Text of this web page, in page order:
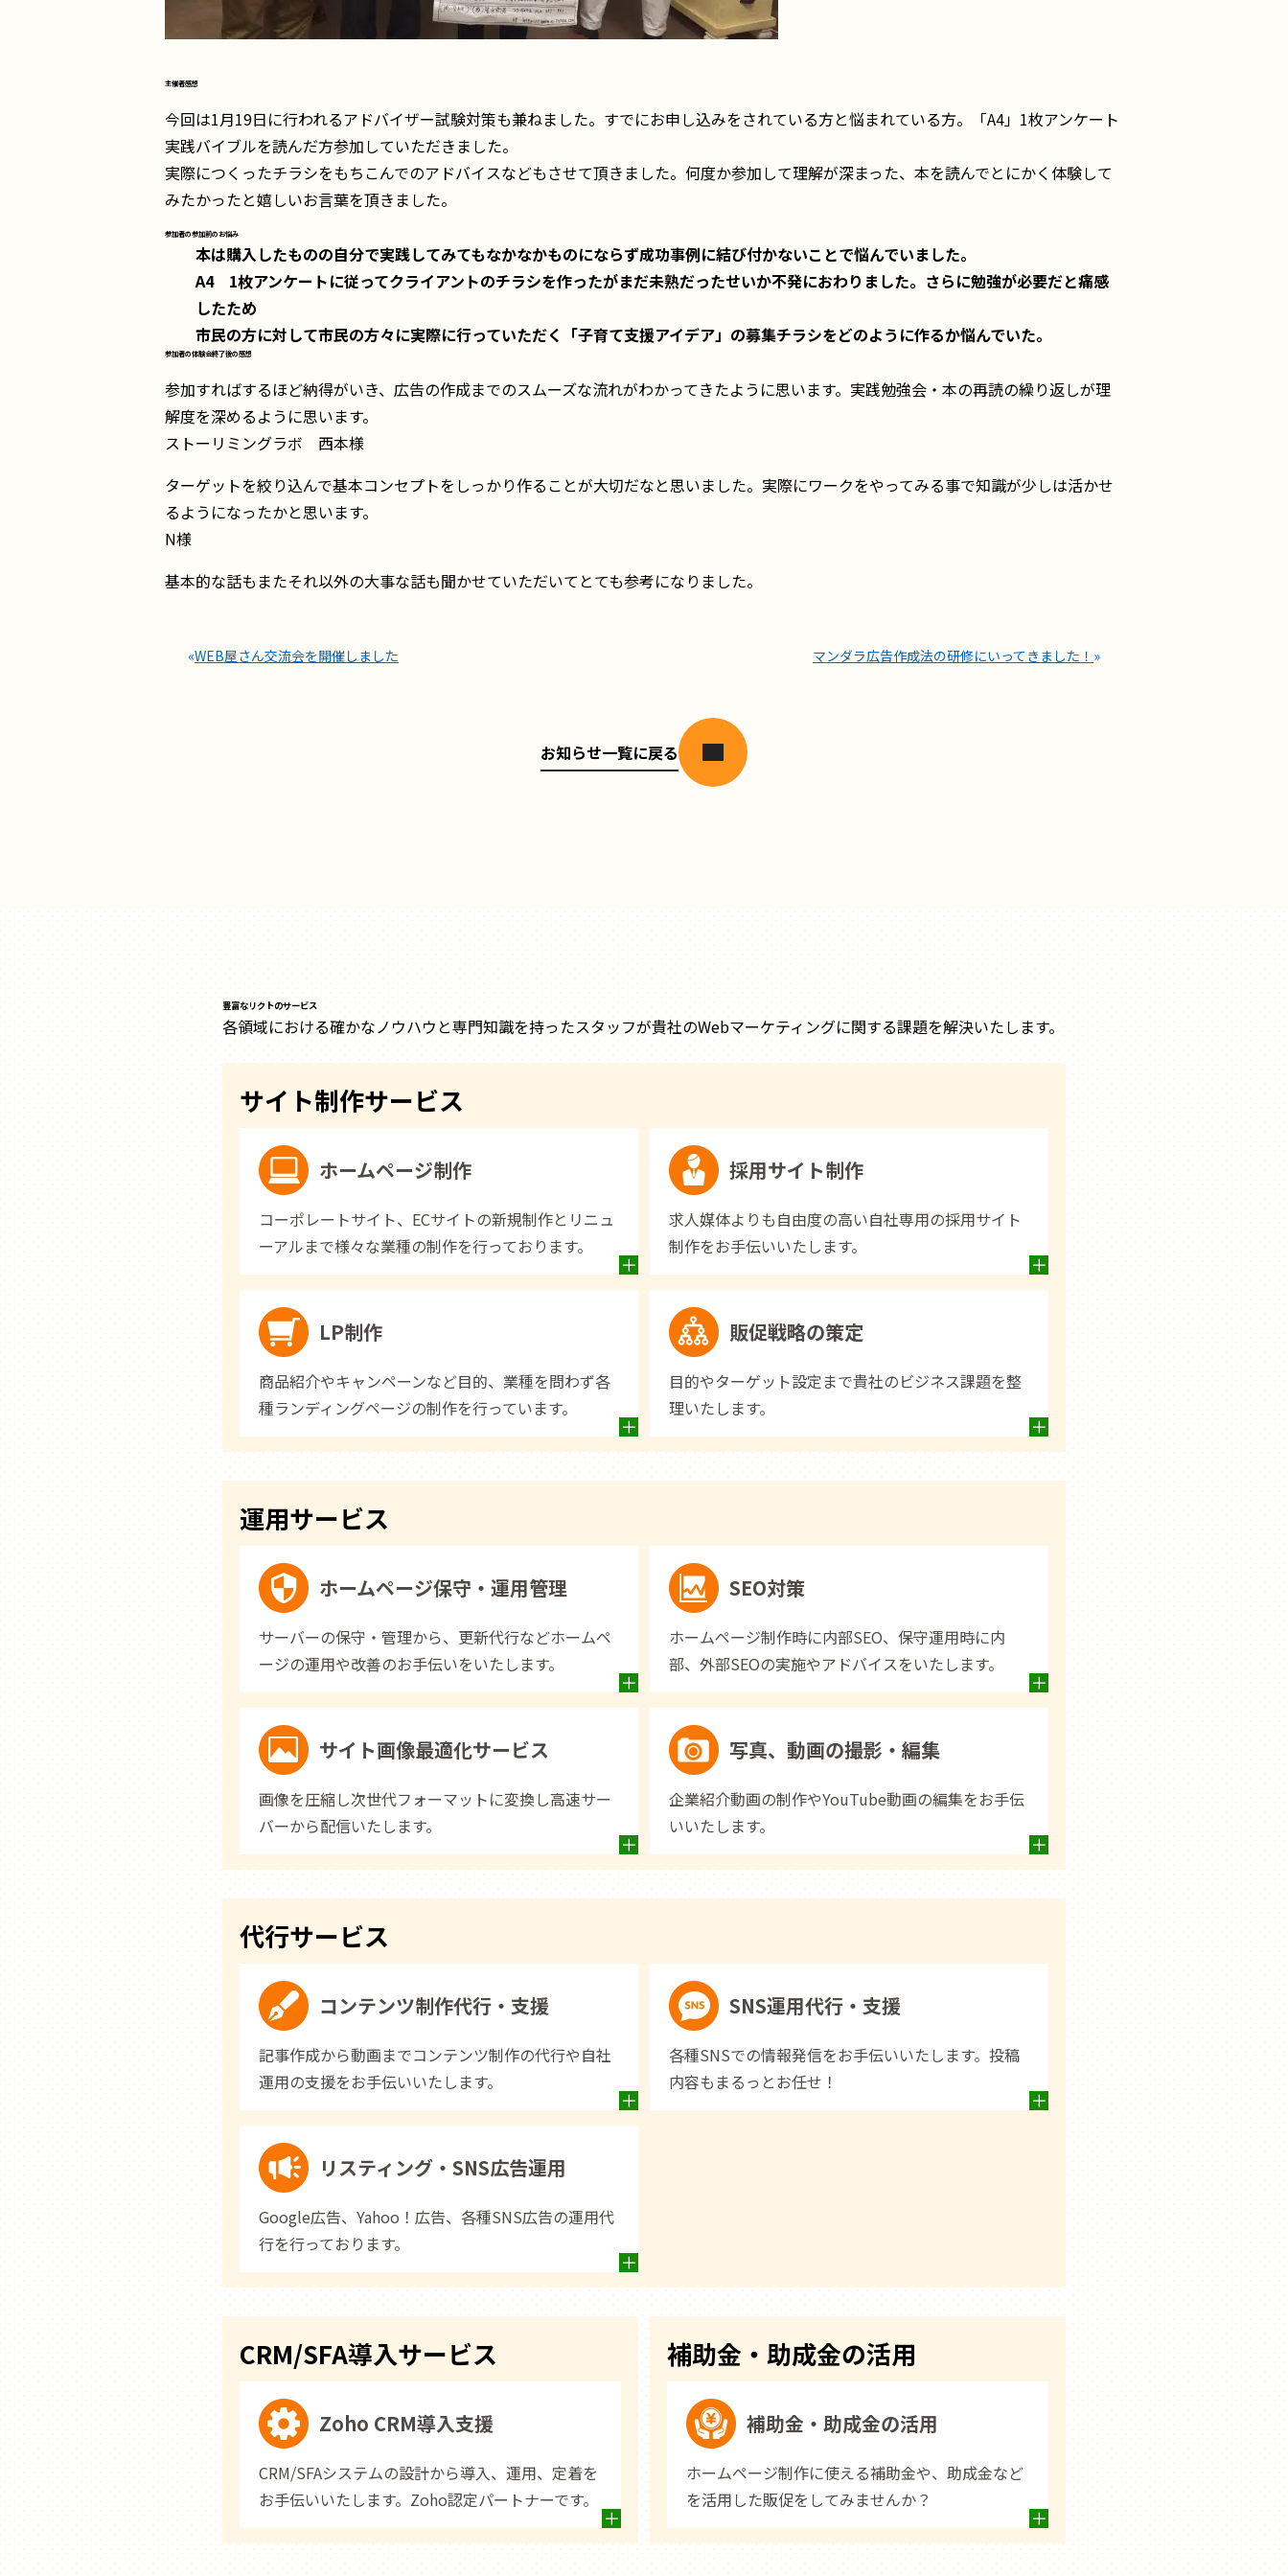
主催者感想
今回は1月19日に行われるアドバイザー試験対策も兼ねました。すでにお申し込みをされている方と悩まれている方。「A4」1枚アンケート
実践バイブルを読んだ方参加していただきました。
実際につくったチラシをもちこんでのアドバイスなどもさせて頂きました。何度か参加して理解が深まった、本を読んでとにかく体験して
みたかったと嬉しいお言葉を頂きました。
参加者の参加前のお悩み
本は購入したものの自分で実践してみてもなかなかものにならず成功事例に結び付かないことで悩んでいました。
A4 1枚アンケートに従ってクライアントのチラシを作ったがまだ未熟だったせいか不発におわりました。さらに勉強が必要だと痛感
したため
市民の方に対して市民の方々に実際に行っていただく「子育て支援アイデア」の募集チラシをどのように作るか悩んでいた。
参加者の体験会終了後の感想
参加すればするほど納得がいき、広告の作成までのスムーズな流れがわかってきたように思います。実践勉強会・本の再読の繰り返しが理
解度を深めるように思います。
ストーリミングラボ 西本様
ターゲットを絞り込んで基本コンセプトをしっかり作ることが大切だなと思いました。実際にワークをやってみる事で知識が少しは活かせ
るようになったかと思います。
N様
基本的な話もまたそれ以外の大事な話も聞かせていただいてとても参考になりました。
«WEB屋さん交流会を開催しました マンダラ広告作成法の研修にいってきました！ »
お知らせ一覧に戻る
豊富なリクトのサービス
各領域における確かなノウハウと専門知識を持ったスタッフが貴社のWebマーケティングに関する課題を解決いたします。
サイト制作サービス
ホームページ制作
コーポレートサイト、ECサイトの新規制作とリニュ
ーアルまで様々な業種の制作を行っております。
採用サイト制作
求人媒体よりも自由度の高い自社専用の採用サイト
制作をお手伝いいたします。
LP制作
商品紹介やキャンペーンなど目的、業種を問わず各
種ランディングページの制作を行っています。
販促戦略の策定
目的やターゲット設定まで貴社のビジネス課題を整
理いたします。
運用サービス
ホームページ保守・運用管理
サーバーの保守・管理から、更新代行などホームペ
ージの運用や改善のお手伝いをいたします。
SEO対策
ホームページ制作時に内部SEO、保守運用時に内
部、外部SEOの実施やアドバイスをいたします。
サイト画像最適化サービス
画像を圧縮し次世代フォーマットに変換し高速サー
バーから配信いたします。
写真、動画の撮影・編集
企業紹介動画の制作やYouTube動画の編集をお手伝
いいたします。
代行サービス
コンテンツ制作代行・支援
記事作成から動画までコンテンツ制作の代行や自社
運用の支援をお手伝いいたします。
SNS運用代行・支援
各種SNSでの情報発信をお手伝いいたします。投稿
内容もまるっとお任せ！
リスティング・SNS広告運用
Google広告、Yahoo！広告、各種SNS広告の運用代
行を行っております。
CRM/SFA導入サービス
Zoho CRM導入支援
CRM/SFAシステムの設計から導入、運用、定着を
お手伝いいたします。Zoho認定パートナーです。
補助金・助成金の活用
補助金・助成金の活用
ホームページ制作に使える補助金や、助成金など
を活用した販促をしてみませんか？